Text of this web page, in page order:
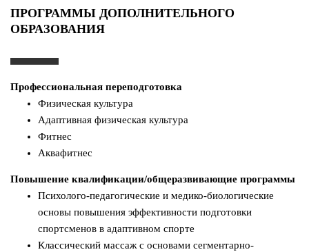
ПРОГРАММЫ ДОПОЛНИТЕЛЬНОГО
ОБРАЗОВАНИЯ
Профессиональная переподготовка
Физическая культура
Адаптивная физическая культура
Фитнес
Аквафитнес
Повышение квалификации/общеразвивающие программы
Психолого-педагогические и медико-биологические
основы повышения эффективности подготовки
спортсменов в адаптивном спорте
Классический массаж с основами сегментарно-